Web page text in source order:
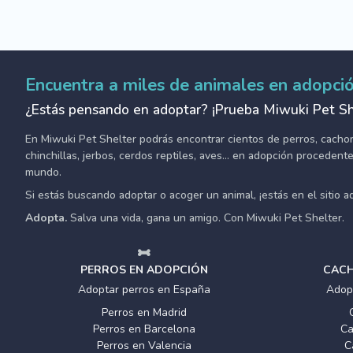
Encuentra a miles de animales en
¿Estás pensando en adoptar? ¡Prueba Miwuki Pet
En Miwuki Pet Shelter podrás encontrar cientos de perros,
chinchillas, jerbos, cerdos reptiles, aves... en adopción
mundo.
Si estás buscando adoptar o acoger un animal, ¡estás en el sitio
Adopta. Salva una vida, gana un amigo. Con Miwuki Pet Shelter.
PERROS EN ADOPCIÓN
Adoptar perros en España
Perros en Madrid
Perros en Barcelona
Perros en Valencia